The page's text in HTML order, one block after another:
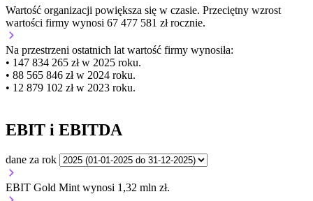
Wartość organizacji powiększa się w czasie. Przeciętny wzrost
wartości firmy wynosi 67 477 581 zł rocznie.
Na przestrzeni ostatnich lat wartość firmy wynosiła:
• 147 834 265 zł w 2025 roku.
• 88 565 846 zł w 2024 roku.
• 12 879 102 zł w 2023 roku.
EBIT i EBITDA
dane za rok
EBIT Gold Mint wynosi 1,32 mln zł.